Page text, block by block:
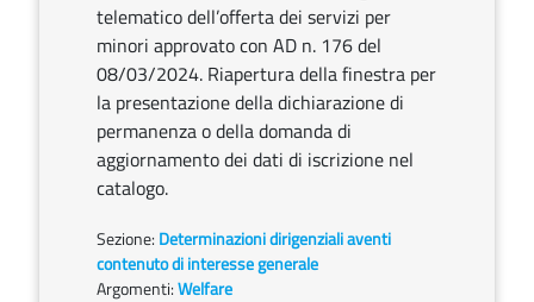
telematico dell’offerta dei servizi per
minori approvato con AD n. 176 del
08/03/2024. Riapertura della finestra per
la presentazione della dichiarazione di
permanenza o della domanda di
aggiornamento dei dati di iscrizione nel
catalogo.
Sezione: Determinazioni dirigenziali aventi
contenuto di interesse generale
Argomenti:Welfare